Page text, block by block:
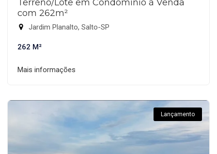
Terreno/Lote em Condomínio à Venda
com 262m²
Jardim Planalto, Salto-SP
262 M²
Mais informações
Lançamento